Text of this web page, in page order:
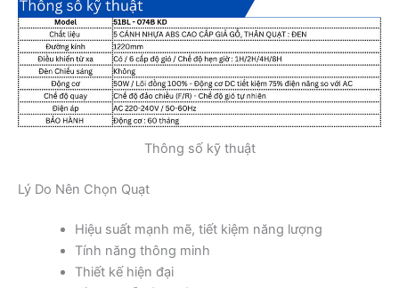
Thông số kỹ thuật
Lý Do Nên Chọn Quạt
Hiệu suất mạnh mẽ, tiết kiệm năng lượng
Tính năng thông minh
Thiết kế hiện đại